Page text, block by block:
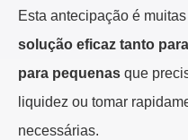
Esta antecipação é
solução eficaz tanto
para pequenas que
liquidez ou tomar
necessárias.